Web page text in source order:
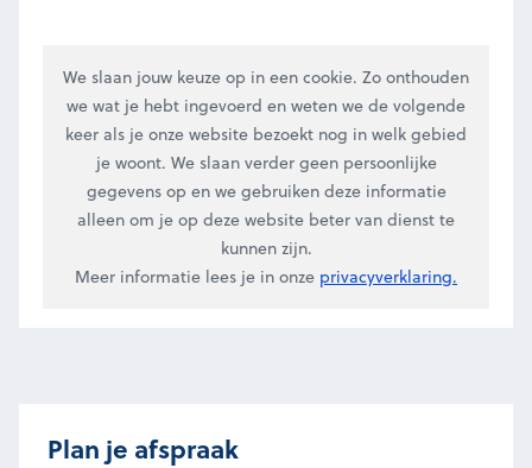
We slaan jouw keuze op in een cookie. Zo onthouden
we wat je hebt ingevoerd en weten we de volgende
keer als je onze website bezoekt nog in welk gebied
je woont. We slaan verder geen persoonlijke
gegevens op en we gebruiken deze informatie
alleen om je op deze website beter van dienst te
kunnen zijn.
Meer informatie lees je in onze privacyverklaring.
Plan je afspraak